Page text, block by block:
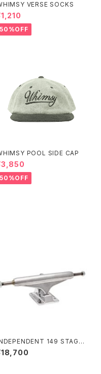
VERSE SOCKS
50%OFF
POOL SIDE CAP
50%OFF
149 STAGE
FORGED TITANIUM STA
SKATEBOARD TRU